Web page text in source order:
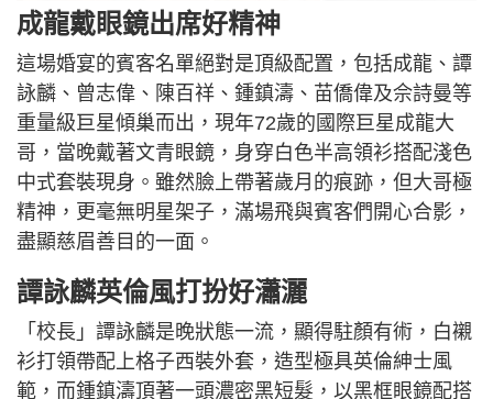
成龍戴眼鏡出席好精神
這場婚宴的賓客名單絕對是頂級配置，包括成龍、譚
詠麟、曾志偉、陳百祥、鍾鎮濤、苗僑偉及佘詩曼等
重量級巨星傾巢而出，現年72歲的國際巨星成龍大
哥，當晚戴著文青眼鏡，身穿白色半高領衫搭配淺色
中式套裝現身。雖然臉上帶著歲月的痕跡，但大哥極
精神，更毫無明星架子，滿場飛與賓客們開心合影，
盡顯慈眉善目的一面。
譚詠麟英倫風打扮好瀟灑
「校長」譚詠麟是晚狀態一流，顯得駐顏有術，白襯
衫打領帶配上格子西裝外套，造型極具英倫紳士風
範，而鍾鎮濤頂著一頭濃密黑短髮，以黑框眼鏡配搭